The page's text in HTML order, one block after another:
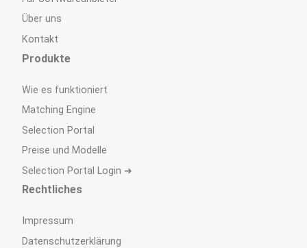
Über uns
Kontakt
Produkte
Wie es funktioniert
Matching Engine
Selection Portal
Preise und Modelle
Selection Portal Login ➜
Rechtliches
Impressum
Datenschutzerklärung